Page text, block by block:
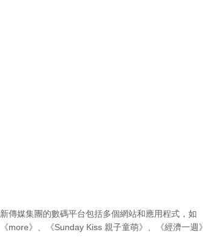
新傳媒集團的數碼平台包括多個網站和應用程式，如
《more》
《Sunday Kiss 親子童萌》 《經濟一週》